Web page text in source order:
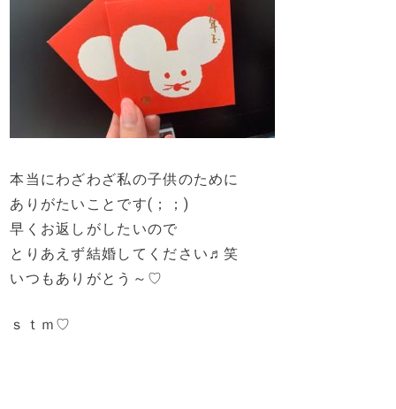
本当にわざわざ私の子供のために
ありがたいことです(；；)
早くお返しがしたいので
とりあえず結婚してください♬笑
いつもありがとう～♡
ｓｔｍ♡